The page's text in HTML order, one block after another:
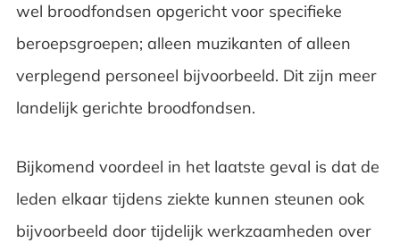
wel broodfondsen opgericht voor specifieke
beroepsgroepen; alleen muzikanten of alleen
verplegend personeel bijvoorbeeld. Dit zijn meer
landelijk gerichte broodfondsen.
Bijkomend voordeel in het laatste geval is dat de
leden elkaar tijdens ziekte kunnen steunen ook
bijvoorbeeld door tijdelijk werkzaamheden over